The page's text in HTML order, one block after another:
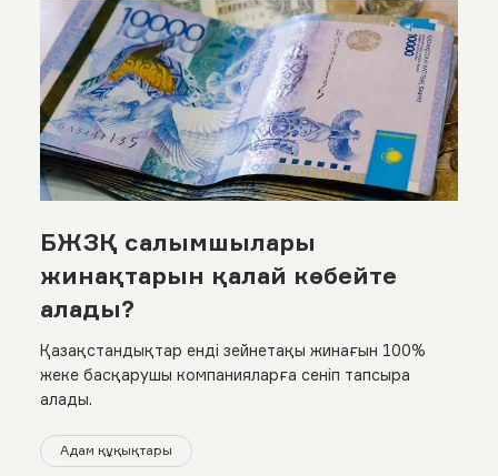
БЖЗҚ салымшылары
жинақтарын қалай көбейте
алады?
Қазақстандықтар енді зейнетақы жинағын 100%
жеке басқарушы компанияларға сеніп тапсыра
алады.
Адам құқықтары